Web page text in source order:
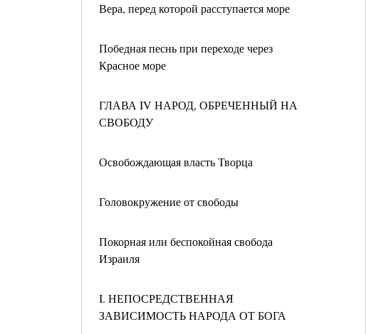
Вера, перед которой расступается море
Победная песнь при переходе через
Красное море
ГЛАВА IV НАРОД, ОБРЕЧЕННЫЙ НА
СВОБОДУ
Освобождающая власть Творца
Головокружение от свободы
Покорная или беспокойная свобода
Израиля
I. НЕПОСРЕДСТВЕННАЯ
ЗАВИСИМОСТЬ НАРОДА ОТ БОГА